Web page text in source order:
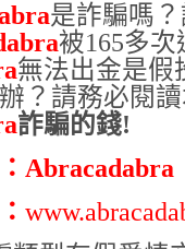
是詐騙嗎
被165多次
無法出金是假
？請務必閱
詐騙的錢!
Abracadabra